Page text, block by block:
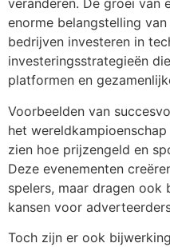
veranderen. De groei
enorme belangstelling
bedrijven investeren in
investeringsstrategieën
platformen en
Voorbeelden van
het
zien hoe prijzengeld en
Deze evenementen
spelers, maar dragen
kansen voor
Toch zijn er ook